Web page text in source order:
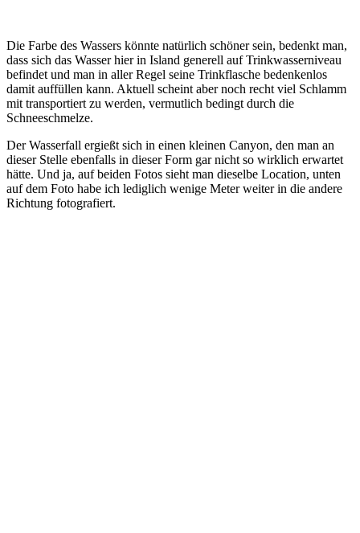
Die Farbe des Wassers könnte natürlich schöner sein, bedenkt man,
dass sich das Wasser hier in Island generell auf Trinkwasserniveau
befindet und man in aller Regel seine Trinkflasche bedenkenlos
damit auffüllen kann. Aktuell scheint aber noch recht viel Schlamm
mit transportiert zu werden, vermutlich bedingt durch die
Schneeschmelze.
Der Wasserfall ergießt sich in einen kleinen Canyon, den man an
dieser Stelle ebenfalls in dieser Form gar nicht so wirklich erwartet
hätte. Und ja, auf beiden Fotos sieht man dieselbe Location, unten
auf dem Foto habe ich lediglich wenige Meter weiter in die andere
Richtung fotografiert.